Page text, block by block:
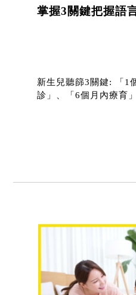
掌握3關鍵把握語
新生兒聽篩3關鍵: 「1
診」、「6個月內療育」